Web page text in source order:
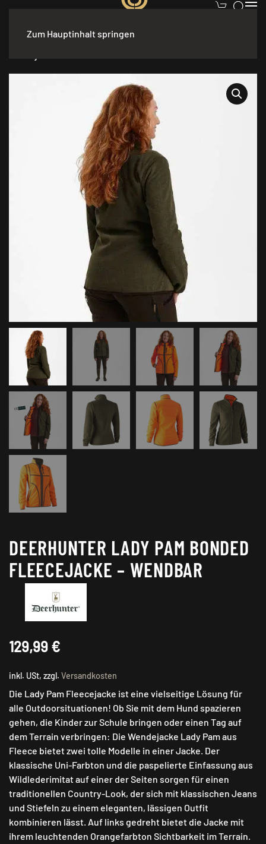
Zum Hauptinhalt springen
jacken_dame
/ Deerhunter Lady Pam Bonded
DEERHUNTER LADY PAM BONDED
FLEECEJACKE – WENDBAR
129,99 €
inkl. USt, zzgl. Versandkosten
Die Lady Pam Fleecejacke ist eine vielseitige Lösung für
alle Outdoorsituationen! Ob Sie mit dem Hund spazieren
gehen, die Kinder zur Schule bringen oder einen Tag auf
dem Terrain verbringen: Die Wendejacke Lady Pam aus
Fleece bietet zwei tolle Modelle in einer Jacke. Der
klassische Uni-Farbton und die paspelierte Einfassung aus
Wildlederimitat auf einer der Seiten sorgen für einen
traditionellen Country-Look, der sich mit klassischen Jeans
und Stiefeln zu einem eleganten, lässigen Outfit
kombinieren lässt. Auf links gedreht bietet die Jacke mit
ihrem leuchtenden Orangefarbton Sichtbarkeit im Terrain.